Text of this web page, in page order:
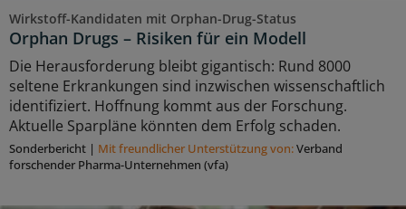
Wirkstoff-Kandidaten mit Orphan-Drug-Status
Orphan Drugs – Risiken für ein Modell
Die Herausforderung bleibt gigantisch: Rund 8000
seltene Erkrankungen sind inzwischen wissenschaftlich
identifiziert. Hoffnung kommt aus der Forschung.
Aktuelle Sparpläne könnten dem Erfolg schaden.
Sonderbericht | Mit freundlicher Unterstützung von:Verband
forschender Pharma-Unternehmen (vfa)